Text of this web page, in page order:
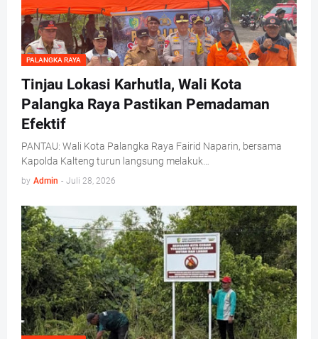
PALANGKA RAYA
Tinjau Lokasi Karhutla, Wali Kota
Palangka Raya Pastikan Pemadaman
Efektif
PANTAU: Wali Kota Palangka Raya Fairid Naparin, bersama
Kapolda Kalteng turun langsung melakuk…
by Admin - Juli 28, 2026